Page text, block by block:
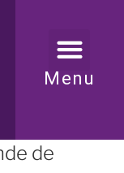
Menu
de